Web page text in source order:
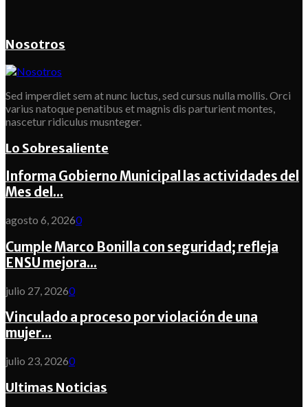
Nosotros
Sed imperdiet sem at nunc luctus, sed cursus nulla mollis. Orci
varius natoque penatibus et magnis dis parturient montes,
nascetur ridiculus musnteger.
Lo Sobresaliente
Informa Gobierno Municipal las actividades del
Mes del...
agosto 6, 20260
Cumple Marco Bonilla con seguridad; refleja
ENSU mejora...
julio 27, 20260
Vinculado a proceso por violación de una
mujer...
julio 23, 20260
Ultimas Noticias